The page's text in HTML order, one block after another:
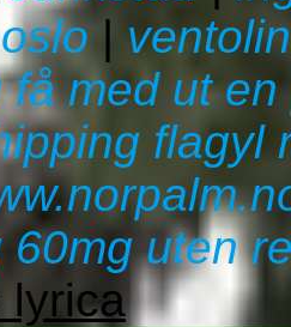
|
få med ut
flagyl
60mg uten
lyrica